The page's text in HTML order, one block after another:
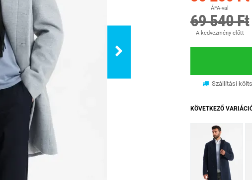
ÁFA-val
69 540 Ft
A kedvezmény előtt
Szállítási
KÖVETKEZŐ